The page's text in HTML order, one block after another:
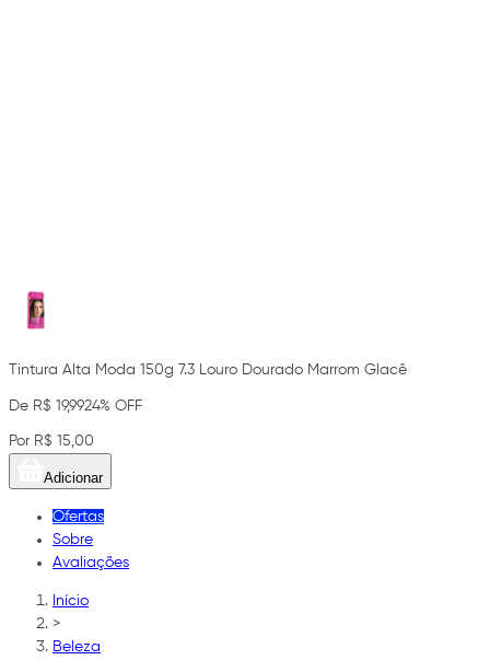
Tintura Alta Moda 150g 7.3 Louro Dourado Marrom Glacê
De R$ 19,9924% OFF
Por R$ 15,00
Adicionar
Ofertas
Sobre
Avaliações
Início
>
Beleza